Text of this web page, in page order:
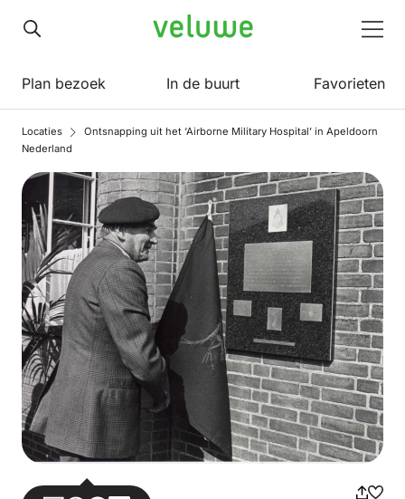
Veluwe
Plan bezoek In de buurt Favorieten
Locaties
Ontsnapping uit het ‘Airborne Military Hospital’ in Apeldoorn
Nederland